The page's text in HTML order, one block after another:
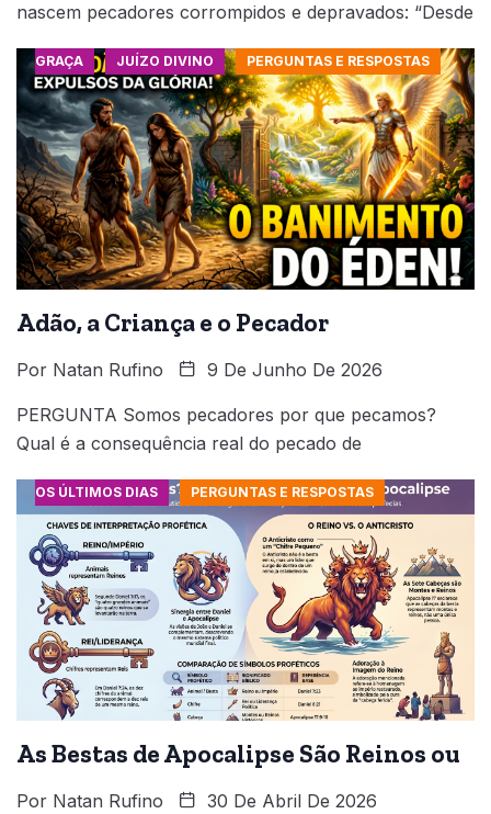
nascem pecadores corrompidos e depravados: “Desde
GRAÇA JUÍZO DIVINO PERGUNTAS E RESPOSTAS
Adão, a Criança e o Pecador
Por Natan Rufino 9 De Junho De 2026
PERGUNTA Somos pecadores por que pecamos?
Qual é a consequência real do pecado de
OS ÚLTIMOS DIAS PERGUNTAS E RESPOSTAS
As Bestas de Apocalipse São Reinos ou
Por Natan Rufino 30 De Abril De 2026